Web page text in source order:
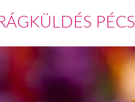
PÉCS